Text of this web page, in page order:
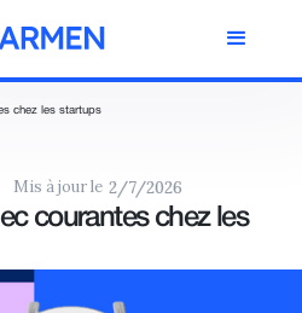
chez les startups
Mis à jour le 2/7/2026
courantes chez les